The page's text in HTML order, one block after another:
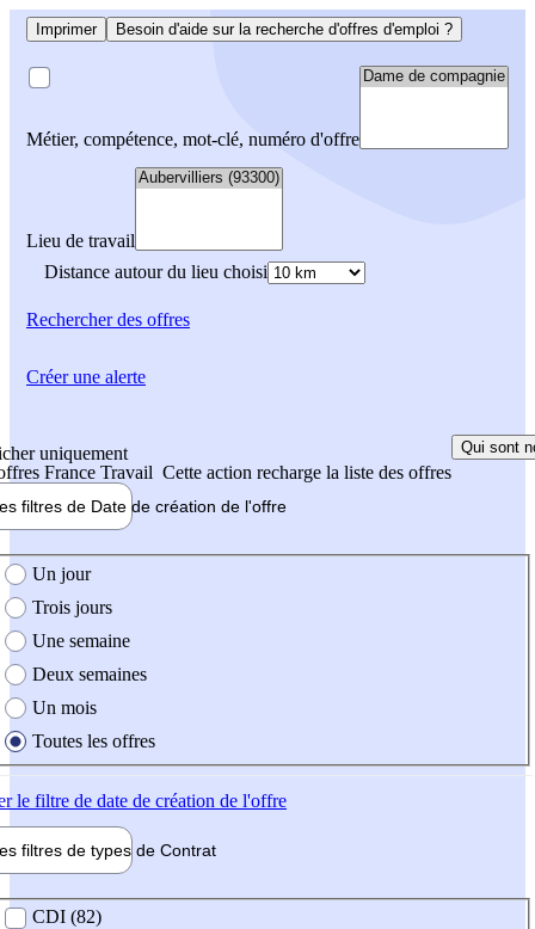
Imprimer Besoin d'aide sur la recherche d'offres d'emploi ?
Métier, compétence, mot-clé, numéro d'offre
Lieu de travail
Distance autour du lieu choisi
Rechercherdes offres
uniquement
France Travail Cette action recharge la liste des offres
Qui sont
filtres de Date de création de l'offre
création de l'offre
Un jour
Trois jours
Une semaine
Deux semaines
Un mois
Toutes les offres
le filtre de date de création de l'offre
filtres de types de Contrat
contrat
CDI (82)
Créer une alerte